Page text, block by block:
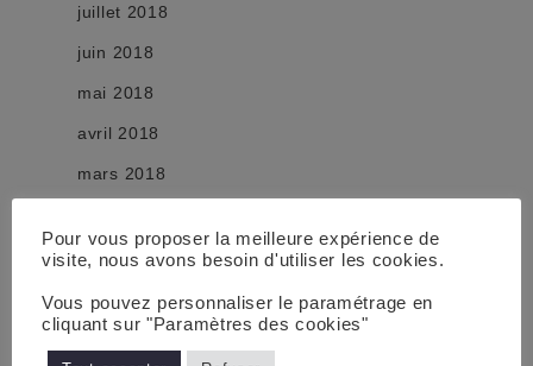
juillet 2018
juin 2018
mai 2018
avril 2018
mars 2018
janvier 2018
novembre 2017
Pour vous proposer la meilleure expérience de
visite, nous avons besoin d'utiliser les cookies.
Vous pouvez personnaliser le paramétrage en
cliquant sur "Paramètres des cookies"